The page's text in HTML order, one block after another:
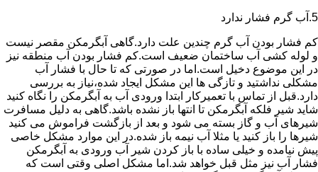
5.آب گرم فشار ندارد
کم فشار بودن آب گرم چندین علت دارد.گاهی آبگرمکن مقصر نیست
و لوله کشی آب ساختمان ضعیف است.کم فشار بودن آب منطقه نیز
در این موضوع دخیل است.اما در صورتی که تا حال با فشار آب
مشکلی نداشتید و تازگی ها این مشکل ایجاد شده،نیاز به بررسی
دارد.قبل از تماس با تعمیرکار ابتدا ورودی آب به آبگرمکن را نگاه کنید
شاید شیر فلکه آبگرمکن تا انتها باز نشده باشد.گاهی به دلیل مسافرت
شیرهای آب و گاز بسته می شود و بعد از بازگشت فراموش می کنید
شیرها را باز کنید یا مثلا آب نیمه باز شده.در این موارد مشکل خاصی
پیش نیامده و خیلی ساده با باز کردن شیر آب ورودی به آبگرمکن
فشار آب نیز مثل قبل خواهد شد.اما مشکل اصلی وقتی است که